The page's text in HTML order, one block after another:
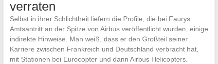
verraten
Selbst in ihrer Schlichtheit liefern die Profile, die bei Faurys
Amtsantritt an der Spitze von Airbus veröffentlicht wurden, einige
indirekte Hinweise. Man weiß, dass er den Großteil seiner
Karriere zwischen Frankreich und Deutschland verbracht hat,
mit Stationen bei Eurocopter und dann Airbus Helicopters.